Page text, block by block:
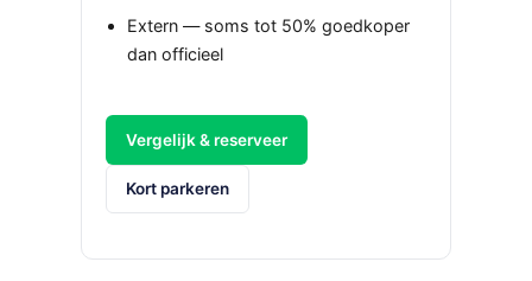
Extern — soms tot 50% goedkoper
dan officieel
Vergelijk & reserveer
Kort parkeren